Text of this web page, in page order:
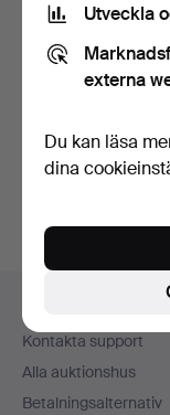
MATGRUPP, 10
"Baltiska
Värdering
317 USD
Kontakta support
Alla auktionshus
Betalningsalternativ
Utveckla
externa
Du kan läsa
dina